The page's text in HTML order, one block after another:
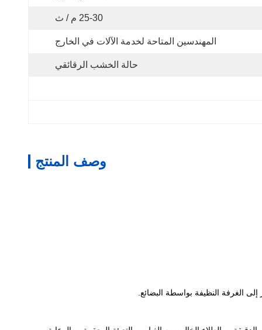
25-30 م / ث
المهندسين المتاحة لخدمة الآلات في الخارج
حالة الخشب الرقائقي
وصف المنتج
الغرفة النظيفة بواسطة البضائع.